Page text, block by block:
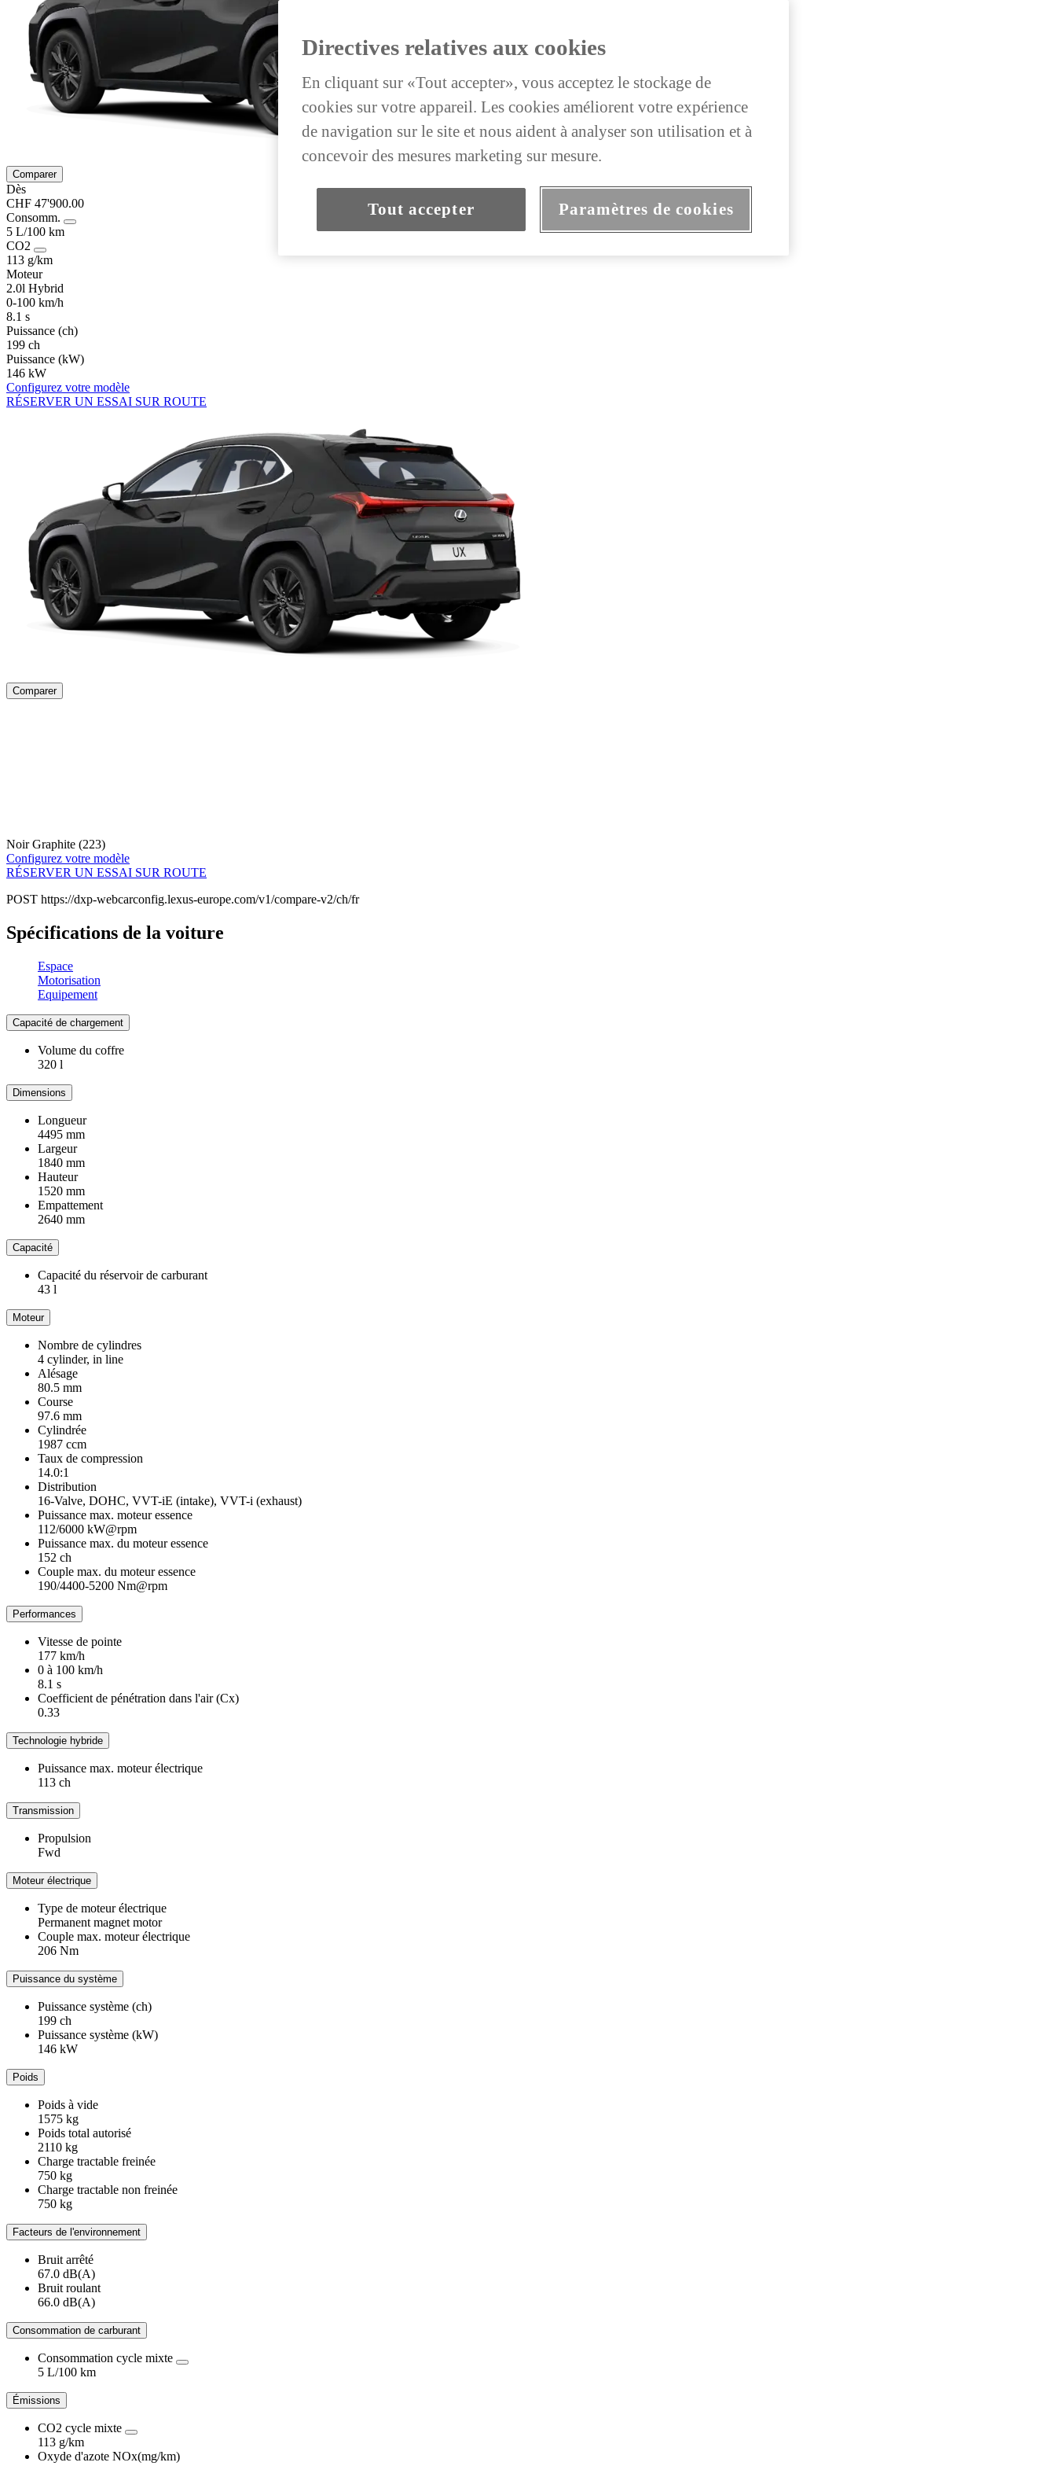
Comparer
Dès
CHF 47'900.00
Consomm.
5 L/100 km
CO2
113 g/km
Moteur
2.0l Hybrid
0-100 km/h
8.1 s
Puissance (ch)
199 ch
Puissance (kW)
146 kW
Configurez votre modèle
RÉSERVER UN ESSAI SUR ROUTE
Comparer
Noir Graphite (223)
Configurez votre modèle
RÉSERVER UN ESSAI SUR ROUTE
POST https://dxp-webcarconfig.lexus-europe.com/v1/compare-v2/ch/fr
Spécifications de la voiture
Espace
Motorisation
Equipement
Capacité de chargement
Volume du coffre
320 l
Dimensions
Longueur
4495 mm
Largeur
1840 mm
Hauteur
1520 mm
Empattement
2640 mm
Capacité
Capacité du réservoir de carburant
43 l
Moteur
Nombre de cylindres
4 cylinder, in line
Alésage
80.5 mm
Course
97.6 mm
Cylindrée
1987 ccm
Taux de compression
14.0:1
Distribution
16-Valve, DOHC, VVT-iE (intake), VVT-i (exhaust)
Puissance max. moteur essence
112/6000 kW@rpm
Puissance max. du moteur essence
152 ch
Couple max. du moteur essence
190/4400-5200 Nm@rpm
Performances
Vitesse de pointe
177 km/h
0 à 100 km/h
8.1 s
Coefficient de pénétration dans l'air (Cx)
0.33
Technologie hybride
Puissance max. moteur électrique
113 ch
Transmission
Propulsion
Fwd
Moteur électrique
Type de moteur électrique
Permanent magnet motor
Couple max. moteur électrique
206 Nm
Puissance du système
Puissance système (ch)
199 ch
Puissance système (kW)
146 kW
Poids
Poids à vide
1575 kg
Poids total autorisé
2110 kg
Charge tractable freinée
750 kg
Charge tractable non freinée
750 kg
Facteurs de l'environnement
Bruit arrêté
67.0 dB(A)
Bruit roulant
66.0 dB(A)
Consommation de carburant
Consommation cycle mixte
5 L/100 km
Émissions
CO2 cycle mixte
113 g/km
Oxyde d'azote NOx(mg/km)
Directives relatives aux cookies
En cliquant sur «Tout accepter», vous acceptez le stockage de
cookies sur votre appareil. Les cookies améliorent votre expérience
de navigation sur le site et nous aident à analyser son utilisation et à
concevoir des mesures marketing sur mesure.
Tout accepter Paramètres de cookies